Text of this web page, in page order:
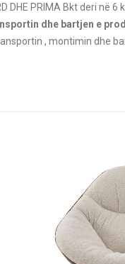
DHE PRIMA Bkt deri në 6
dhe bartjen e
, montimin dhe